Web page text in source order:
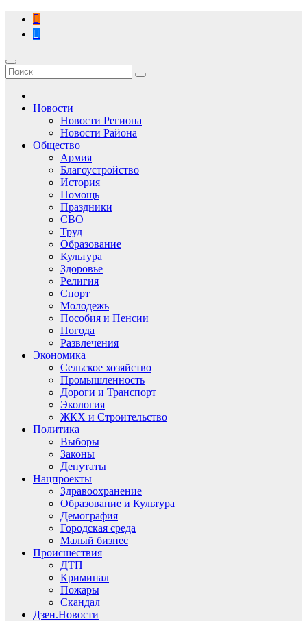
Перейти
содержимому
Новости
Новости Региона
Новости Района
Общество
Армия
Благоустройство
История
Помощь
Праздники
СВО
Труд
Образование
Культура
Здоровье
Религия
Спорт
Молодежь
Пособия и Пенсии
Погода
Развлечения
Экономика
Сельское хозяйство
Промышленность
Дороги и Транспорт
Экология
ЖКХ и Строительство
Политика
Выборы
Законы
Депутаты
Нацпроекты
Здравоохранение
Образование и Культура
Демография
Городская среда
Малый бизнес
Происшествия
ДТП
Криминал
Пожары
Скандал
Дзен.Новости